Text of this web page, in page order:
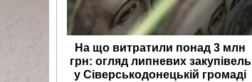
На що витратили понад 3 млн
грн: огляд липневих закупівель
у Сіверськодонецькій громаді